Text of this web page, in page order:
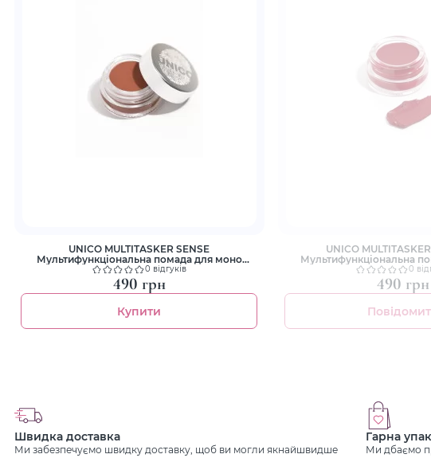
UNICO MULTITASKER SENSE
Мультифункціональна помада для моно
макіяжу обличчя
0 відгуків
490 грн
Купити
UNICO
Мультифункціональна
макіяжу
0
490 грн
Швидка доставка
Ми забезпечуємо швидку доставку, щоб ви могли якнайшвидше
Гарна
Ми дбаємо